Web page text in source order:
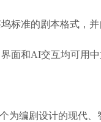
标准的剧本格式，
面和AI交互均可用
为编剧设计的现代